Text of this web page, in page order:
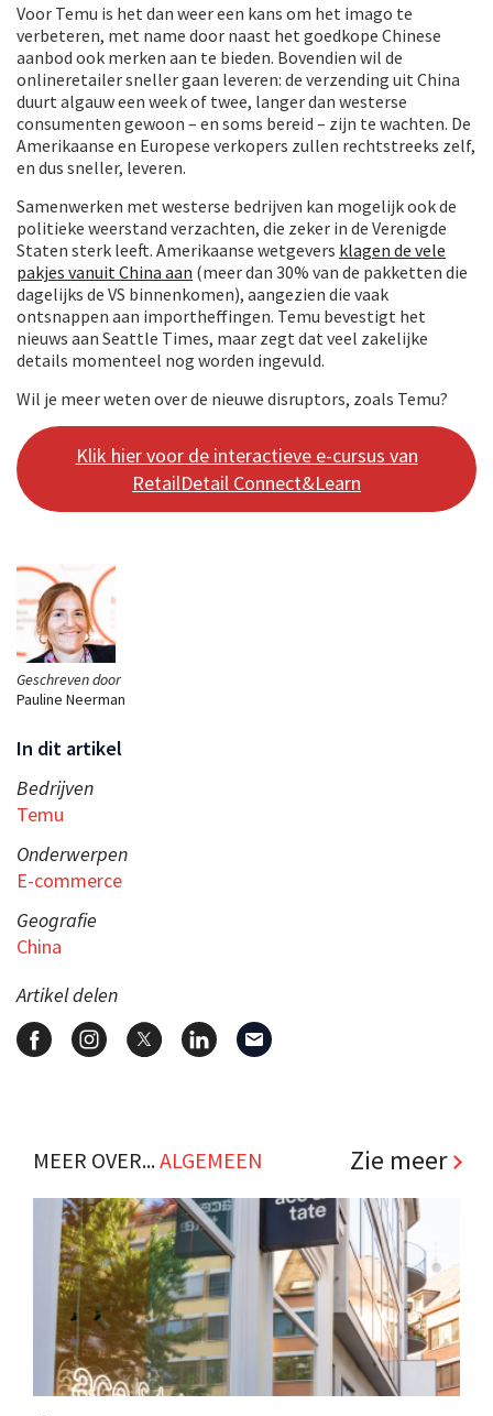
Geschreven door
Pauline Neerman
In dit artikel
Bedrijven
Temu
Onderwerpen
E-commerce
Geografie
China
Artikel delen
Voor Temu is het dan weer een kans om het imago te
verbeteren, met name door naast het goedkope Chinese
aanbod ook merken aan te bieden. Bovendien wil de
onlineretailer sneller gaan leveren: de verzending uit China
duurt algauw een week of twee, langer dan westerse
consumenten gewoon – en soms bereid – zijn te wachten. De
Amerikaanse en Europese verkopers zullen rechtstreeks zelf,
en dus sneller, leveren.
Samenwerken met westerse bedrijven kan mogelijk ook de
politieke weerstand verzachten, die zeker in de Verenigde
Staten sterk leeft. Amerikaanse wetgevers klagen de vele
pakjes vanuit China aan (meer dan 30% van de pakketten die
dagelijks de VS binnenkomen), aangezien die vaak
ontsnappen aan importheffingen. Temu bevestigt het
nieuws aan Seattle Times, maar zegt dat veel zakelijke
details momenteel nog worden ingevuld.
Wil je meer weten over de nieuwe disruptors, zoals Temu?
Klik hier voor de interactieve e-cursus van
RetailDetail Connect&Learn
MEER OVER...ALGEMEEN Zie meer